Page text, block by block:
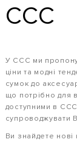
CCC
У CCC ми
ціни та модні
сумок до
що потрібно для
доступними в
супроводжувати
Ви знайдете нові